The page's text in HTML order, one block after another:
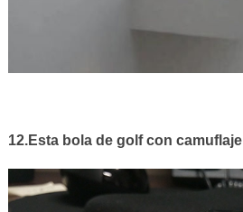
12.Esta bola de golf con camuflaje